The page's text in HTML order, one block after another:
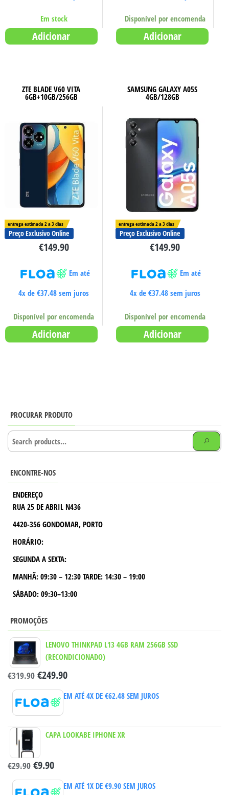
Em stock
Adicionar
Disponível por encomenda
Adicionar
ZTE BLADE V60 VITA
6GB+10GB/256GB
entrega estimada 2 a 3 dias
Preço Exclusivo Online
€149.90
Em até
4x de€37.48 sem juros
Disponível por encomenda
Adicionar
SAMSUNG GALAXY A05S
4GB/128GB
entrega estimada 2 a 3 dias
Preço Exclusivo Online
€149.90
Em até
4x de €37.48sem juros
Disponível por encomenda
Adicionar
PROCURAR PRODUTO
ENCONTRE-NOS
ENDEREÇO
RUA 25 DE ABRIL N436
4420-356 GONDOMAR, PORTO
HORÁRIO:
SEGUNDA A SEXTA:
MANHÃ: 09:30 – 12:30 TARDE: 14:30 – 19:00
SÁBADO: 09:30–13:00
PROMOÇÕES
LENOVO THINKPAD L13 4GB RAM 256GB SSD
(RECONDICIONADO)
€319.90 €249.90
EM ATÉ 4X DE €62.48SEM JUROS
CAPA LOOKABE IPHONE XR
€29.90 €9.90
EM ATÉ 1X DE €9.90SEM JUROS